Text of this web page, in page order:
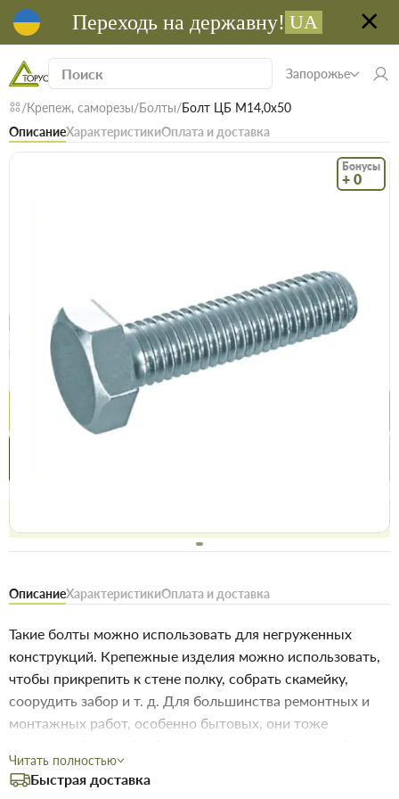
Переходь на державну! UA
Запорожье
Крепеж, саморезы Болты Болт ЦБ М14,0х50
ОписаниеХарактеристикиОплата и доставка
Бонусы
+ 0
Безкоштовна доставка! Від 15000 грн єВідновлення Доставка НП
Цена / шт
14.9 грн
Опт
14.4 грн
ОписаниеХарактеристикиОплата и доставка
Такие болты можно использовать для негруженных
конструкций. Крепежные изделия можно использовать,
чтобы прикрепить к стене полку, собрать скамейку,
соорудить забор и т. д. Для большинства ремонтных и
монтажных работ, особенно бытовых, они тоже
для обеспечения стойкости к коррозии и окислению.
Цинковое покрытие может обеспечить повышенную
Читать полностью
Быстрая доставка